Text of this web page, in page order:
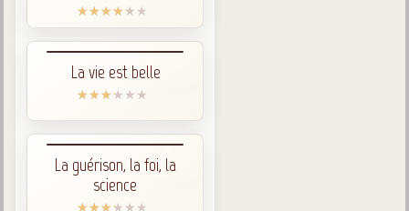
La vie est belle
La guérison, la foi, la
science